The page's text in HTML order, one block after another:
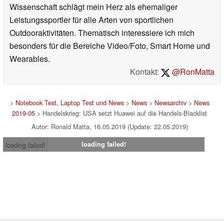
Wissenschaft schlägt mein Herz als ehemaliger
Leistungssportler für alle Arten von sportlichen
Outdooraktivitäten. Thematisch interessiere ich mich
besonders für die Bereiche Video/Foto, Smart Home und
Wearables.
Kontakt:
@RonMatta
> Notebook Test, Laptop Test und News> News> Newsarchiv> News
2019-05 > Handelskrieg: USA setzt Huawei auf die Handels-Blacklist
Autor: Ronald Matta, 16.05.2019 (Update: 22.05.2019)
loading failed!
loading failed!